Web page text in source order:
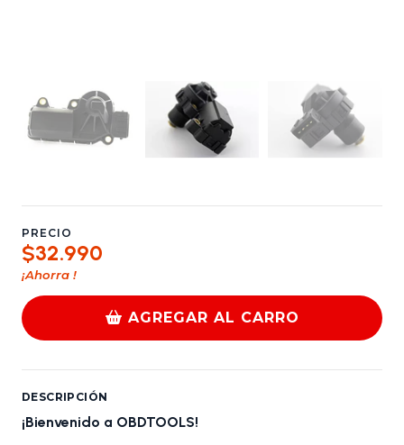
PRECIO
$32.990
¡Ahorra !
AGREGAR AL CARRO
DESCRIPCIÓN
¡Bienvenido a OBDTOOLS!